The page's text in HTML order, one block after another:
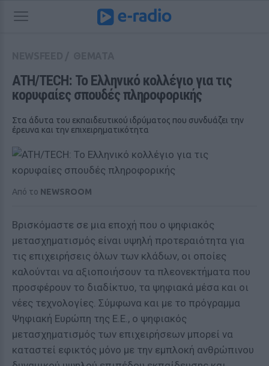
ATH/TECH: Το Ελληνικό κολλέγιο για τις
κορυφαίες σπουδές πληροφορικής
Στα άδυτα του εκπαιδευτικού ιδρύματος που συνδυάζει την
έρευνα και την επιχειρηματικότητα
Από το NEWSROOM
Βρισκόμαστε σε μια εποχή που ο ψηφιακός
μετασχηματισμός είναι υψηλή προτεραιότητα για
τις επιχειρήσεις όλων των κλάδων, οι οποίες
καλούνται να αξιοποιήσουν τα πλεονεκτήματα που
προσφέρουν το διαδίκτυο, τα ψηφιακά μέσα και οι
νέες τεχνολογίες. Σύμφωνα και με το πρόγραμμα
Ψηφιακή Ευρώπη της Ε.Ε., ο ψηφιακός
μετασχηματισμός των επιχειρήσεων μπορεί να
καταστεί εφικτός μόνο με την εμπλοκή ανθρώπινου